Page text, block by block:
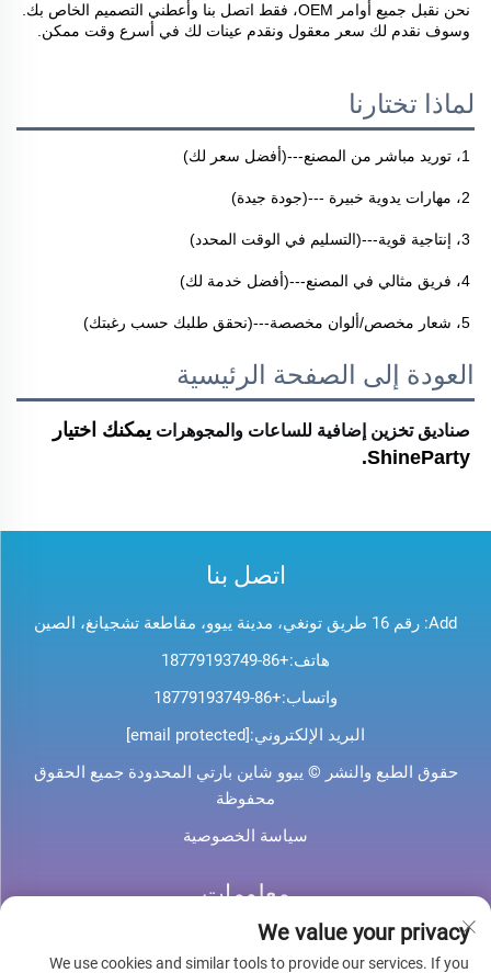
وسوف نقدم لك سعر معقول ونقدم عينات لك في أسرع وقت ممكن.
لماذا تختارنا
1، توريد مباشر من المصنع---(أفضل سعر لك)
2، مهارات يدوية خبيرة ---(جودة جيدة)
3، إنتاجية قوية---(التسليم في الوقت المحدد)
4، فريق مثالي في المصنع---(أفضل خدمة لك)
5، شعار مخصص/ألوان مخصصة---(نحقق طلبك حسب رغبتك)
العودة إلى الصفحة الرئيسية
صناديق تخزين إضافية للساعات والمجوهرات
ShineParty.
اتصل بنا
Add: رقم 16 طريق تونغي، مدينة ييوو، مقاطعة تشجيانغ، الصين
هاتف:+86-18779193749
واتساب:+86-18779193749
البريد الإلكتروني:[email protected]
حقوق الطبع والنشر © ييوو شاين بارتي المحدودة جميع الحقوق
محفوظة
سياسة الخصوصية
معلومات
اشترك لتلقي نشرتنا الإخبارية الأسبوعية
We value your privacy
We use cookies and similar tools to provide our services. If you